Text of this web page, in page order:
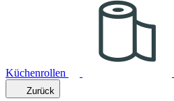
Küchenrollen
Zurück